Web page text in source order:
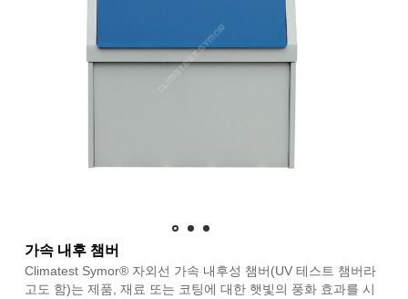
가속 내후 챔버
Climatest Symor® 자외선 가속 내후성 챔버(UV 테스트 챔버라
고도 함)는 제품, 재료 또는 코팅에 대한 햇빛의 풍화 효과를 시